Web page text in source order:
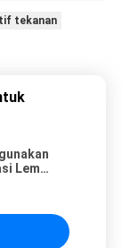
tekanan
Lem